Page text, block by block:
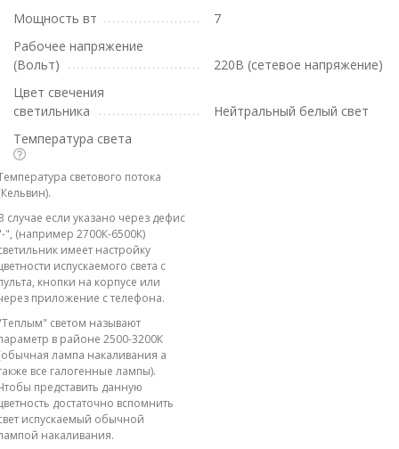
Мощность вт
7
Рабочее напряжение
(Вольт)
220В (сетевое напряжение)
Цвет свечения
светильника
Нейтральный белый свет
Температура света
светового потока
случае если указано через дефис
", (например 2700К-6500К)
имеет настройку
испускаемого света с
кнопки на корпусе или
приложение с телефона.
светом называют
в районе 2500-3200К
лампа накаливания а
все галогенные лампы).
представить данную
достаточно вспомнить
испускаемый обычной
накаливания.